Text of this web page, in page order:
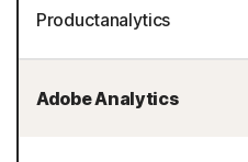
Productanalytics
Adobe Analytics